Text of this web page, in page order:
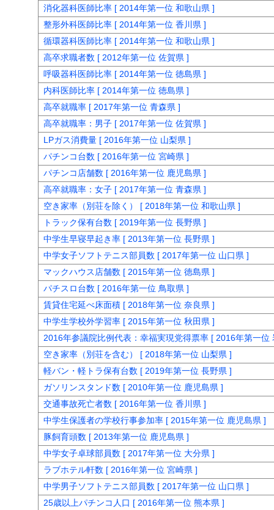
消化器科医師比率 [ 2014年第一位 和歌山県 ]
整形外科医師比率 [ 2014年第一位 香川県 ]
循環器科医師比率 [ 2014年第一位 和歌山県 ]
高卒求職者数 [ 2012年第一位 佐賀県 ]
呼吸器科医師比率 [ 2014年第一位 徳島県 ]
内科医師比率 [ 2014年第一位 徳島県 ]
高卒就職率 [ 2017年第一位 青森県 ]
高卒就職率：男子 [ 2017年第一位 佐賀県 ]
LPガス消費量 [ 2016年第一位 山梨県 ]
パチンコ台数 [ 2016年第一位 宮崎県 ]
パチンコ店舗数 [ 2016年第一位 鹿児島県 ]
高卒就職率：女子 [ 2017年第一位 青森県 ]
空き家率（別荘を除く） [ 2018年第一位 和歌山県 ]
トラック保有台数 [ 2019年第一位 長野県 ]
中学生早寝早起き率 [ 2013年第一位 長野県 ]
中学女子ソフトテニス部員数 [ 2017年第一位 山口県 ]
マックハウス店舗数 [ 2015年第一位 徳島県 ]
パチスロ台数 [ 2016年第一位 鳥取県 ]
賃貸住宅延べ床面積 [ 2018年第一位 奈良県 ]
中学生学校外学習率 [ 2015年第一位 秋田県 ]
2016年参議院比例代表：幸福実現党得票率 [ 2016年第一位
空き家率（別荘を含む） [ 2018年第一位 山梨県 ]
軽バン・軽トラ保有台数 [ 2019年第一位 長野県 ]
ガソリンスタンド数 [ 2010年第一位 鹿児島県 ]
交通事故死亡者数 [ 2016年第一位 香川県 ]
中学生保護者の学校行事参加率 [ 2015年第一位 鹿児島県 ]
豚飼育頭数 [ 2013年第一位 鹿児島県 ]
中学女子卓球部員数 [ 2017年第一位 大分県 ]
ラブホテル軒数 [ 2016年第一位 宮崎県 ]
中学男子ソフトテニス部員数 [ 2017年第一位 山口県 ]
25歳以上パチンコ人口 [ 2016年第一位 熊本県 ]